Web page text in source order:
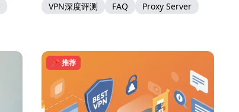
VPN深度评测
FAQ Proxy Server
📌 推荐